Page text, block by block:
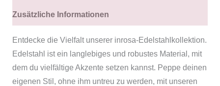
Zusätzliche Informationen
Entdecke die Vielfalt unserer inrosa-Edelstahlkollektion.
Edelstahl ist ein langlebiges und robustes Material, mit
dem du vielfältige Akzente setzen kannst. Peppe deinen
eigenen Stil, ohne ihm untreu zu werden, mit unseren